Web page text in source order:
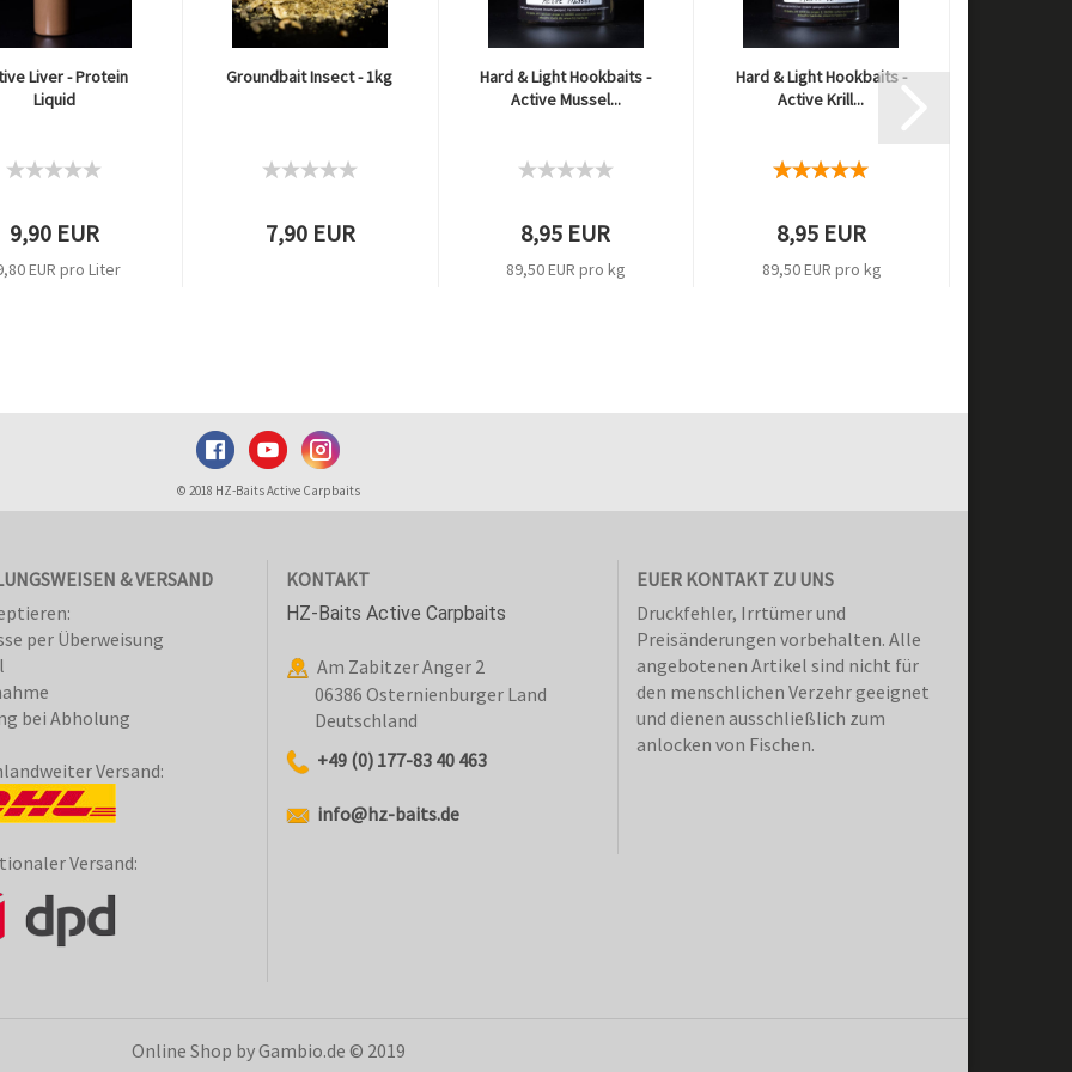
Liver - Protein
Liquid
9,90 EUR
EUR pro Liter
Groundbait Insect - 1kg
7,90 EUR
Hard & Light Hookbaits -
Active Mussel...
8,95 EUR
89,50 EUR pro kg
Hard & Light Hookbaits -
Active Krill...
8,95 EUR
89,50 EUR pro kg
© 2018 HZ-Baits Active Carpbaits
& VERSAND
per Überweisung
bei Abholung
Versand:
Versand:
KONTAKT
HZ-Baits Active Carpbaits
Am Zabitzer Anger 2
06386 Osternienburger Land
Deutschland
+49 (0) 177-83 40 463
info@hz-baits.de
EUER KONTAKT ZU UNS
Druckfehler, Irrtümer und
Preisänderungen vorbehalten. Alle
angebotenen Artikel sind nicht für
den menschlichen Verzehr geeignet
und dienen ausschließlich zum
anlocken von Fischen.
Online Shop by Gambio.de © 2019